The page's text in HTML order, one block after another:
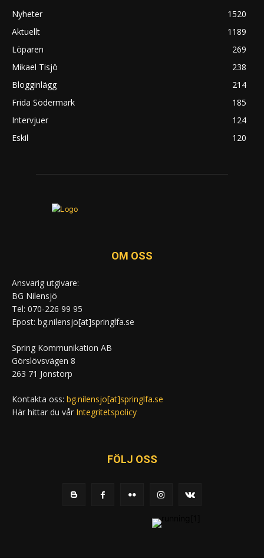
Nyheter
1520
Aktuellt
1189
Löparen
269
Mikael Tisjö
238
Blogginlägg
214
Frida Södermark
185
Intervjuer
124
Eskil
120
OM OSS
Ansvarig utgivare:
BG Nilensjö
Tel: 070-226 99 95
Epost: bg.nilensjo[at]springlfa.se
Spring Kommunikation AB
Görslövsvägen 8
263 71 Jonstorp
Kontakta oss: bg.nilensjo[at]springlfa.se
Här hittar du vår Integritetspolicy
FÖLJ OSS